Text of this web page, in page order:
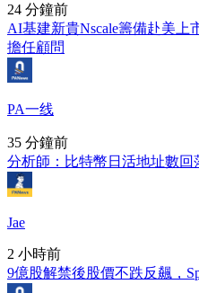
24 分鐘前
AI基建新貴Nscale籌備赴美上
擔任顧問
PA一线
35 分鐘前
分析師：比特幣日活地址數回
Jae
2 小時前
9億股解禁後股價不跌反飆，